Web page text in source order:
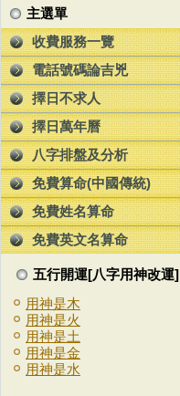
主選單
收費服務一覽
電話號碼論吉兇
擇日不求人
擇日萬年曆
八字排盤及分析
免費算命(中國傳統)
免費姓名算命
免費英文名算命
五行開運[八字用神改運]
用神是木
用神是火
用神是土
用神是金
用神是水